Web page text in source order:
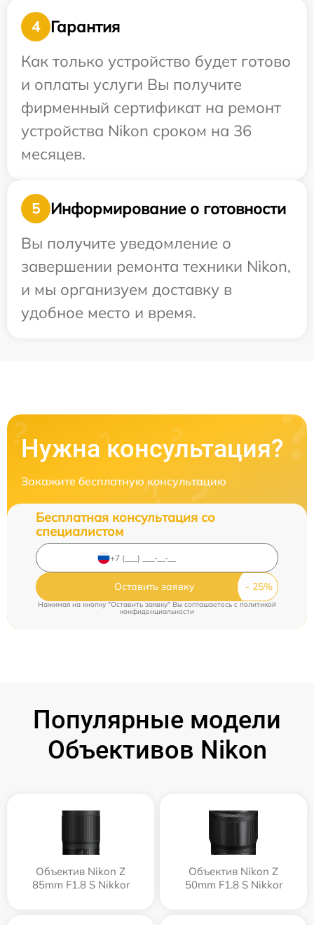
4
Гарантия
Как только устройство будет готово
и оплаты услуги Вы получите
фирменный сертификат на ремонт
устройства Nikon сроком на 36
месяцев.
5
Информирование о готовности
Вы получите уведомление о
завершении ремонта техники Nikon,
и мы организуем доставку в
удобное место и время.
Нужна консультация?
Закажите бесплатную консультацию
Бесплатная консультация со
специалистом
Оставить заявку
Нажимая на кнопку "Оставить заявку" Вы соглашаетесь cполитикой
конфиденциальности
Популярные модели
Объективов Nikon
Объектив Nikon Z
85mm F1.8 S Nikkor
Объектив Nikon Z
50mm F1.8 S Nikkor